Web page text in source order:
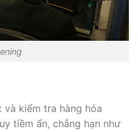
và kiểm tra hàng hóa
tiềm ẩn, chẳng hạn như